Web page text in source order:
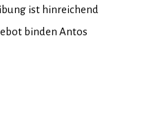
ist hinreichend
binden Antos